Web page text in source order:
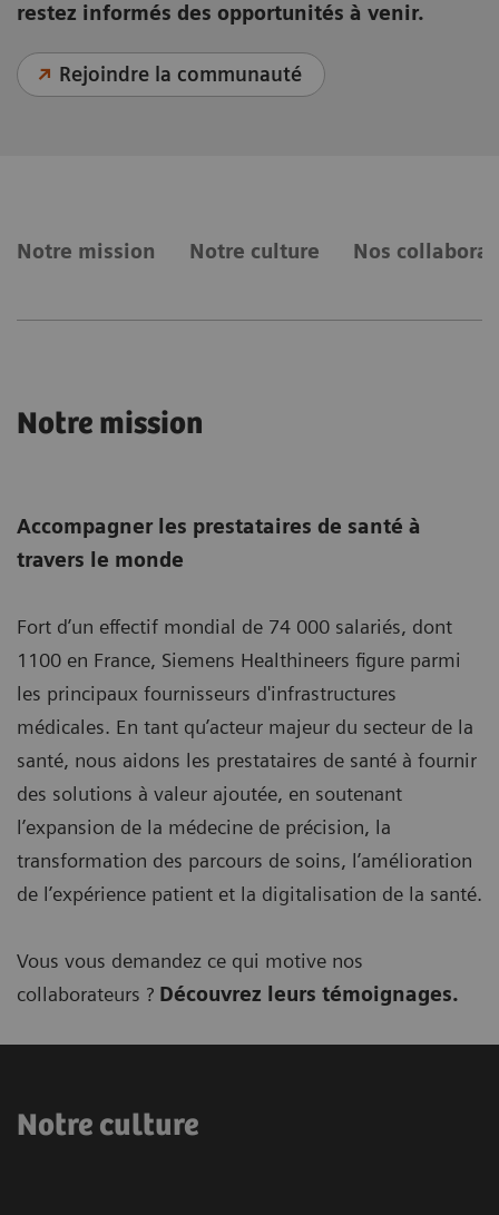
restez informés des opportunités à venir.
Rejoindre la communauté
Notre mission Notre culture Nos
Notre mission
Accompagner les prestataires de santé à
travers le monde
Fort d’un effectif mondial de 74 000 salariés, dont
1100 en France, Siemens Healthineers figure parmi
les principaux fournisseurs d'infrastructures
médicales. En tant qu’acteur majeur du secteur de la
santé, nous aidons les prestataires de santé à fournir
des solutions à valeur ajoutée, en soutenant
l’expansion de la médecine de précision, la
transformation des parcours de soins, l’amélioration
de l’expérience patient et la digitalisation de la santé.
Vous vous demandez ce qui motive nos
collaborateurs ? Découvrez leurs témoignages.
Notre culture